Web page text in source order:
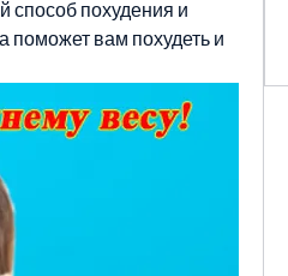
способ похудения и
поможет вам похудеть и